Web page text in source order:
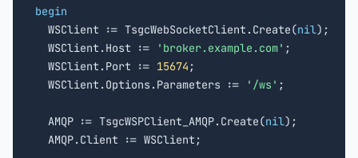
begin
WSClient := TsgcWebSocketClient.Create(nil);
  WSClient.Host :=
'broker.example.com' ;
  WSClient.Port :=
15674 ;
  WSClient.Options.Parameters :=
'/ws' ;
  AMQP := TsgcWSPClient_AMQP.Create(
nil);
  AMQP.Client := WSClient;